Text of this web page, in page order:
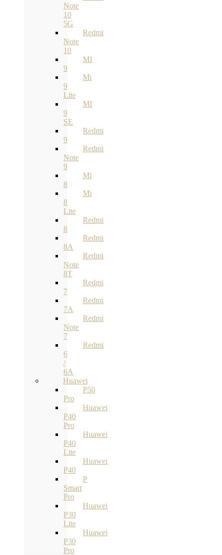
Note
10
5G
Redmi
Note
10
MI
9
Mi
9
Lite
MI
9
SE
Redmi
9
Redmi
Note
9
Mi
8
Mi
8
Lite
Redmi
8
Redmi
8A
Redmi
Note
8T
Redmi
7
Redmi
7A
Redmi
Note
7
Redmi
6
/
6A
Huawei
P50
Pro
Huawei
P40
Pro
Huawei
P40
Lite
Huawei
P40
P
Smart
Pro
Huawei
P30
Lite
Huawei
P30
Pro